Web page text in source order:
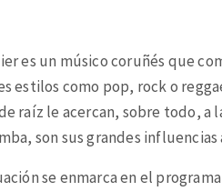
es un músico coruñés que
estilos como pop, rock o
raíz le acercan, sobre todo,
son sus grandes
se enmarca en el programa